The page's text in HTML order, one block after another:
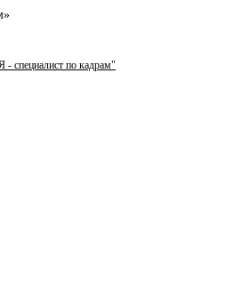
специалист по кадрам"